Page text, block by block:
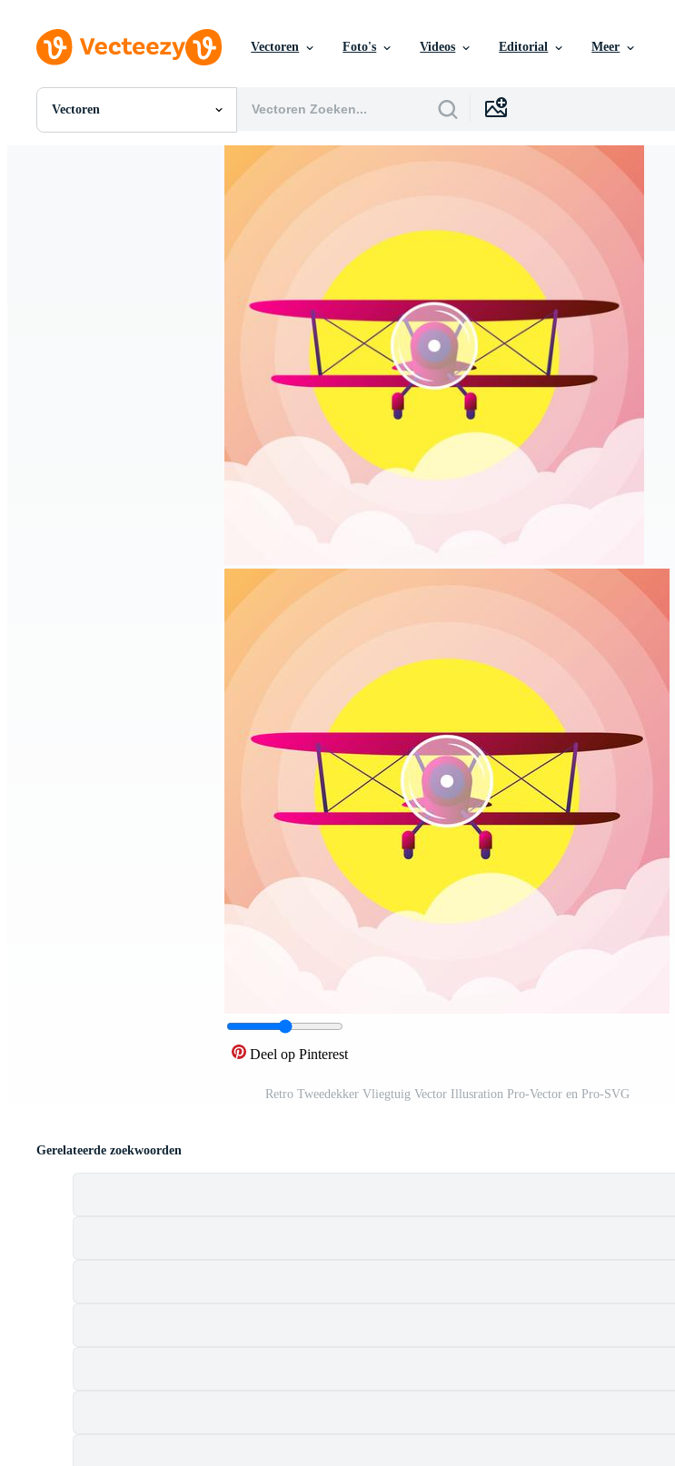
Vectoren Foto's Videos Editorial Meer
Vectoren
Alle Afbeeldingen
Deel op Pinterest
Retro Tweedekker Vliegtuig Vector Illusration Pro-Vector en Pro-SVG
Gerelateerde zoekwoorden